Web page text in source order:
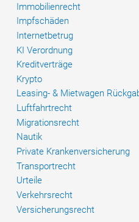
Immobilienrecht
Impfschäden
Internetbetrug
KI Verordnung
Kreditverträge
Krypto
Leasing- & Mietwagen
Luftfahrtrecht
Migrationsrecht
Nautik
Private Krankenversicherung
Transportrecht
Urteile
Verkehrsrecht
Versicherungsrecht